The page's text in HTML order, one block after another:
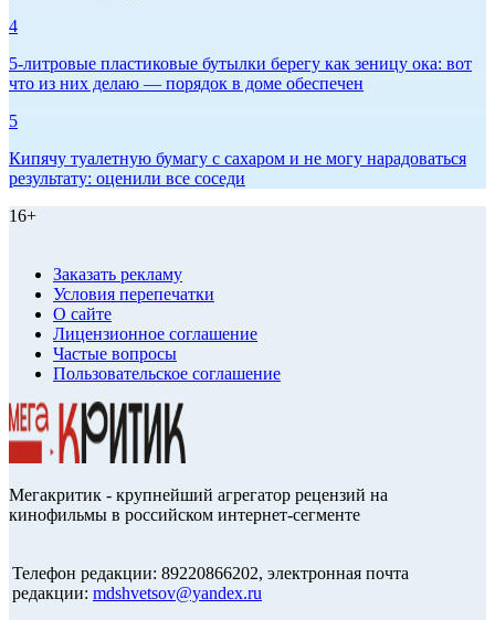
4
5-литровые пластиковые бутылки берегу как зеницу ока: вот
что из них делаю — порядок в доме обеспечен
5
Кипячу туалетную бумагу с сахаром и не могу нарадоваться
результату: оценили все соседи
16+
Заказать рекламу
Условия перепечатки
О сайте
Лицензионное соглашение
Частые вопросы
Пользовательское соглашение
Мегакритик - крупнейший агрегатор рецензий на
кинофильмы в российском интернет-сегменте
Телефон редакции: 89220866202, электронная почта
редакции: mdshvetsov@yandex.ru